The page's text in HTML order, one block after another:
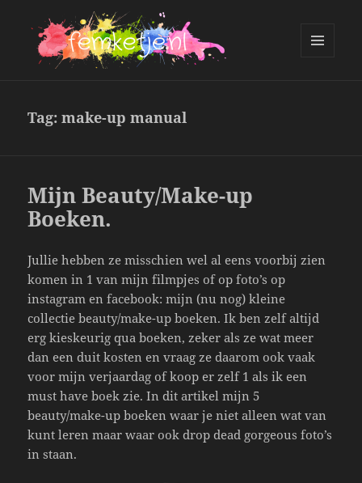
Tag:make-up manual
Mijn Beauty/Make-up
Boeken.
Jullie hebben ze misschien wel al eens voorbij zien
komen in 1 van mijn filmpjes of op foto’s op
instagram en facebook: mijn (nu nog) kleine
collectie beauty/make-up boeken. Ik ben zelf altijd
erg kieskeurig qua boeken, zeker als ze wat meer
dan een duit kosten en vraag ze daarom ook vaak
voor mijn verjaardag of koop er zelf 1 als ik een
must have boek zie. In dit artikel mijn 5
beauty/make-up boeken waar je niet alleen wat van
kunt leren maar waar ook drop dead gorgeous foto’s
in staan.